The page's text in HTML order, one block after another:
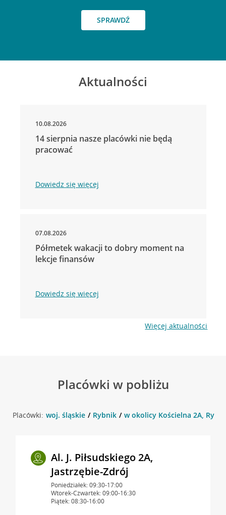
SPRAWDŹ
Aktualności
10.08.2026
14 sierpnia nasze placówki nie będą
pracować
Dowiedz się więcej
07.08.2026
Półmetek wakacji to dobry moment na
lekcje finansów
Dowiedz się więcej
Więcej aktualności
Placówki w pobliżu
Placówki: woj. śląskie Rybnik w okolicy Kościelna 2A,
Al. J. Piłsudskiego 2A,
Jastrzębie-Zdrój
Poniedziałek: 09:30-17:00
Wtorek-Czwartek: 09:00-16:30
Piątek: 08:30-16:00